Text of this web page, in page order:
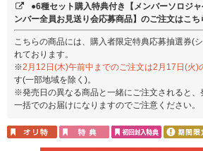
●6種セット購入特典付き【メンバーソロジ
ンバー全員お見送り会応募商品】のご注文はこち
こちらの商品には、購入者限定特典応募抽選券(
れております。
※2月12日(木)午前中までのご注文は2月17日(火)
す(一部地域を除く)。
※発売日の異なる商品と一緒にご注文されると、
一括でのお届けになりますのでご注意ください。